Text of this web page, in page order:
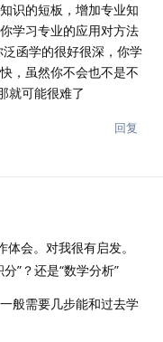
识的短板，增加专业知
学习专业的应用对方法
函学的很好很深，你学
，虽然你不会也不是不
就可能很难了
回复
会。对我很有启发。
”？还是“数学分析”
般需要几步能和过去学